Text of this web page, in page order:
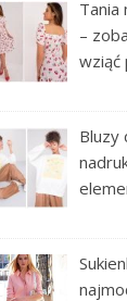
Tania
–
wziąć
Bluzy